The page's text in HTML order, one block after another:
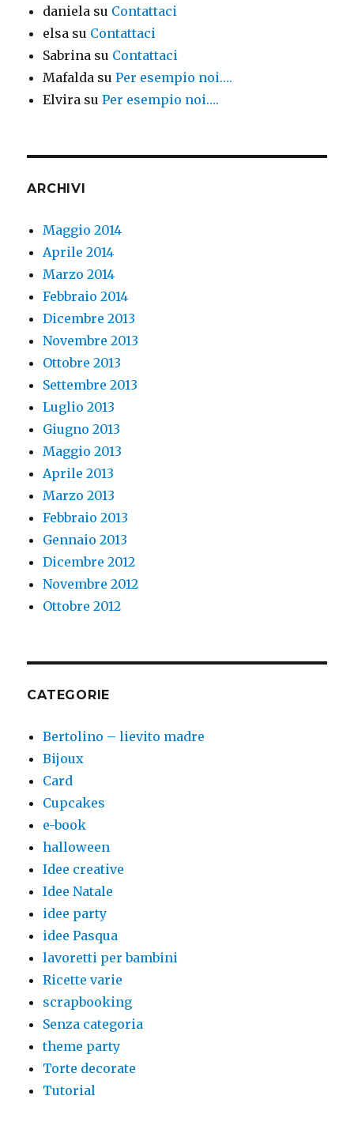
daniela su Contattaci
elsa su Contattaci
Sabrina su Contattaci
Mafalda suPer esempio noi….
Elvira suPer esempio noi….
ARCHIVI
Maggio 2014
Aprile 2014
Marzo 2014
Febbraio 2014
Dicembre 2013
Novembre 2013
Ottobre 2013
Settembre 2013
Luglio 2013
Giugno 2013
Maggio 2013
Aprile 2013
Marzo 2013
Febbraio 2013
Gennaio 2013
Dicembre 2012
Novembre 2012
Ottobre 2012
CATEGORIE
Bertolino – lievito madre
Bijoux
Card
Cupcakes
e-book
halloween
Idee creative
Idee Natale
idee party
idee Pasqua
lavoretti per bambini
Ricette varie
scrapbooking
Senza categoria
theme party
Torte decorate
Tutorial